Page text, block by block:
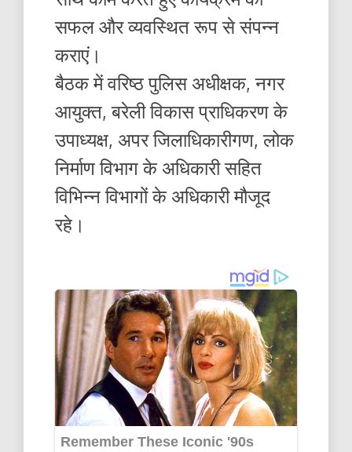
सफल और व्यवस्थित रूप से संपन्न
कराएं।
बैठक में वरिष्ठ पुलिस अधीक्षक, नगर
आयुक्त, बरेली विकास प्राधिकरण के
उपाध्यक्ष, अपर जिलाधिकारीगण, लोक
निर्माण विभाग के अधिकारी सहित
विभिन्न विभागों के अधिकारी मौजूद
रहे।